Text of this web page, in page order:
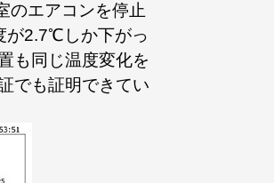
エアコンを停止
が2.7℃しか下がっ
も同じ温度変化を
でも証明できてい